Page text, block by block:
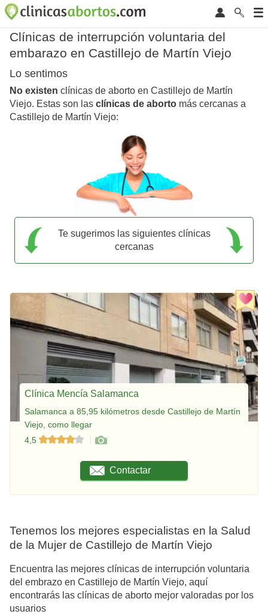
Clínicas de interrupción voluntaria del
embarazo en Castillejo de Martín Viejo
Lo sentimos
No existen clínicas de aborto en Castillejo de Martín
Viejo. Estas son las clínicas de aborto más cercanas a
Castillejo de Martín Viejo:
Te sugerimos las siguientes clínicas
cercanas
Clínica Mencía Salamanca
Salamanca a 85,95 kilómetros desde Castillejo de Martín
Viejo, como llegar
4,5
Contactar
Tenemos los mejores especialistas en la Salud
de la Mujer de Castillejo de Martín Viejo
Encuentra las mejores clínicas de interrupción voluntaria
del embrazo en Castillejo de Martín Viejo, aquí
encontrarás las clínicas de aborto mejor valoradas por los
usuarios